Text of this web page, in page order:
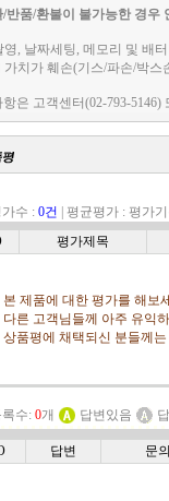
/반품/환불이 불가능한 경우
영, 날짜세팅, 메모리 및 배
가치가 훼손(기스/파손/박
은 고객센터(02-793-5146)
가수 : 0건 평균평가 : 평가
평가제목
본 제품에 대한 평가를 해보
다른 고객님들께 아주 유익
상품평에 채택되신 분들께
록수: 0개 답변있음
답변 문